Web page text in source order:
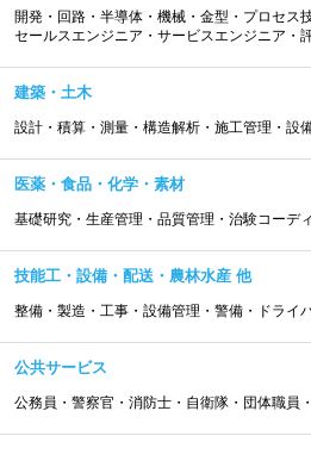
開発・回路・半導体・機械・金型・プロセス
セールスエンジニア・サービスエンジニア・
建築・土木
設計・積算・測量・構造解析・施工管理・設
医薬・食品・化学・素材
基礎研究・生産管理・品質管理・治験コーデ
技能工・設備・配送・農林水産 他
整備・製造・工事・設備管理・警備・ドライ
公共サービス
公務員・警察官・消防士・自衛隊・団体職員